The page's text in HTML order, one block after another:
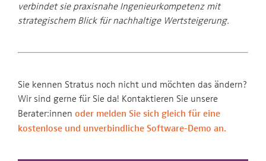
verbindet sie praxisnahe Ingenieurkompetenz mit
strategischem Blick für nachhaltige Wertsteigerung.
Sie kennen Stratus noch nicht und möchten das ändern?
Wir sind gerne für Sie da! Kontaktieren Sie unsere
Berater:innen oder melden Sie sich gleich für eine
kostenlose und unverbindliche Software-Demo an.